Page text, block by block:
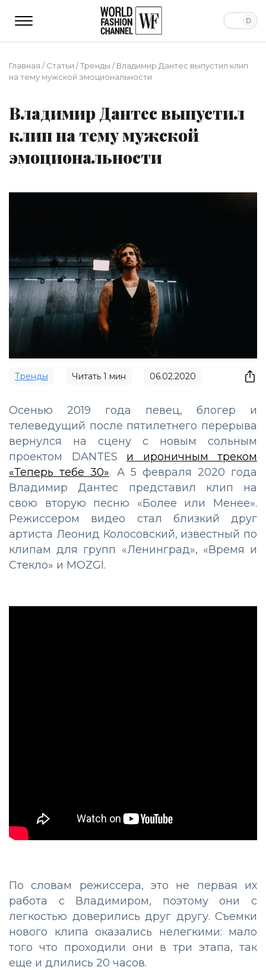
Главная /Статьи /Тренды /Владимир Дантес выпустил клип
на тему мужской эмоциональности
Владимир Дантес выпустил
клип на тему мужской
эмоциональности
Тренды Читать 1 мин 06.02.2020
Осенью 2019 года певец, блогер и
телеведущий после пятилетнего перерыва
вернулся на сцену с новым сольным
проектом DANTES и ироничным треком
«Теперь тебе 30». А 5 февраля 2020 года
Владимир Дантес представил клип на
свою вторую песню «Более или Менее».
Режиссером видео стал близкий друг
артиста Леонид Колосовский, известный по
клипам для групп «Ленинград», «Время и
Стекло» и MOZGI.
По словам режиссера, это не первая их
работа с Владимиром, поэтому они с
легкостью доверились друг другу. Съемки
нового клипа оказались нелегкими: мало
того что проходили они в три этапа, так
еще и длились 20 часов.